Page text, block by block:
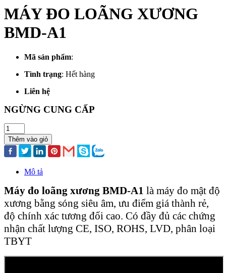
MÁY ĐO LOÃNG XƯƠNG
BMD-A1
Mã sản phẩm:
Tình trạng: Hết hàng
Liên hệ
NGỪNG CUNG CẤP
Thêm vào giỏ
Mô tả
Máy đo loãng xương BMD-A1 là máy đo mật độ
xương bằng sóng siêu âm, ưu điểm giá thành rẻ,
độ chính xác tương đối cao. Có đầy đủ các chứng
nhận chất lượng CE, ISO, ROHS, LVD, phân loại
TBYT